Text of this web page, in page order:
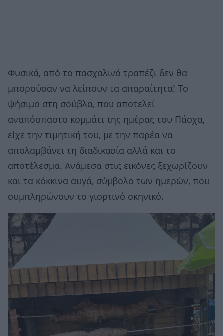
Φυσικά, από το πασχαλινό τραπέζι δεν θα
μπορούσαν να λείπουν τα απαραίτητα! Το
ψήσιμο στη σούβλα, που αποτελεί
αναπόσπαστο κομμάτι της ημέρας του Πάσχα,
είχε την τιμητική του, με την παρέα να
απολαμβάνει τη διαδικασία αλλά και το
αποτέλεσμα. Ανάμεσα στις εικόνες ξεχωρίζουν
και τα κόκκινα αυγά, σύμβολο των ημερών, που
συμπληρώνουν το γιορτινό σκηνικό.